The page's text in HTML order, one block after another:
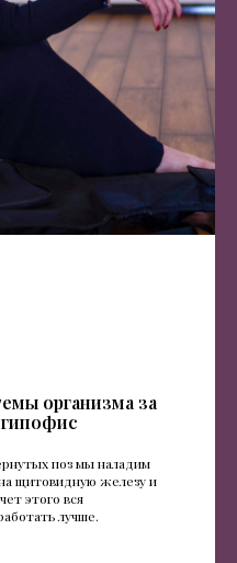
организма за
поз мы наладим
щитовидную железу и
этого вся
лучше.